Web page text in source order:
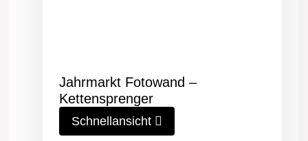
Jahrmarkt Fotowand –
Kettensprenger
Schnellansicht